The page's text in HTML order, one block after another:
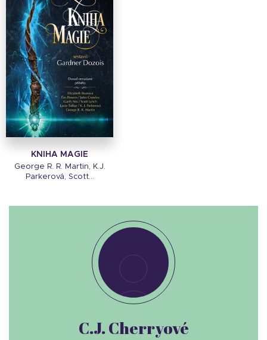
KNIHA MAGIE
George R. R. Martin, K.J.
Parkerová, Scott...
C.J. Cherryové